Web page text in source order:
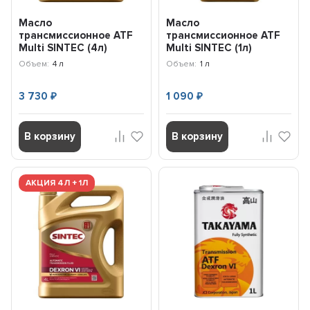
Масло
трансмиссионное ATF
Multi SINTEC (4л)
324710
Объем: 4 л
3 730₽
В корзину
Масло
трансмиссионное ATF
Multi SINTEC (1л)
324707
Объем: 1 л
1 090 ₽
В корзину
АКЦИЯ 4Л + 1Л